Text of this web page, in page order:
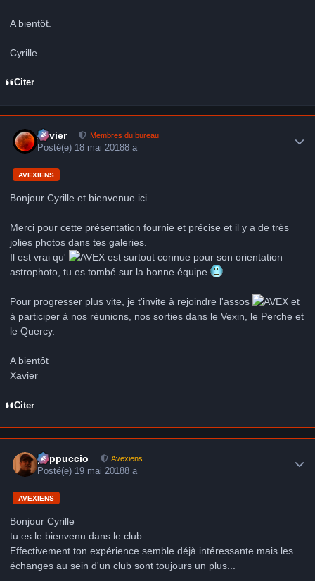
A bientôt.
Cyrille
Citer
Xavier Membres du bureau
Posté(e) 18 mai 20188 a
AVEXIENS
Bonjour Cyrille et bienvenue ici
Merci pour cette présentation fournie et précise et il y a de très
jolies photos dans tes galeries.
Il est vrai qu'
est surtout connue pour son orientation
astrophoto, tu es tombé sur la bonne équipe
Pour progresser plus vite, je t'invite à rejoindre l'assos
et
à participer à nos réunions, nos sorties dans le Vexin, le Perche et
le Quercy.
A bientôt
Xavier
Citer
peppuccio Avexiens
Posté(e) 19 mai 20188 a
AVEXIENS
Bonjour Cyrille
tu es le bienvenu dans le club.
Effectivement ton expérience semble déjà intéressante mais les
échanges au sein d'un club sont toujours un plus...